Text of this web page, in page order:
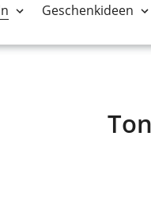
Geschenkideen
S